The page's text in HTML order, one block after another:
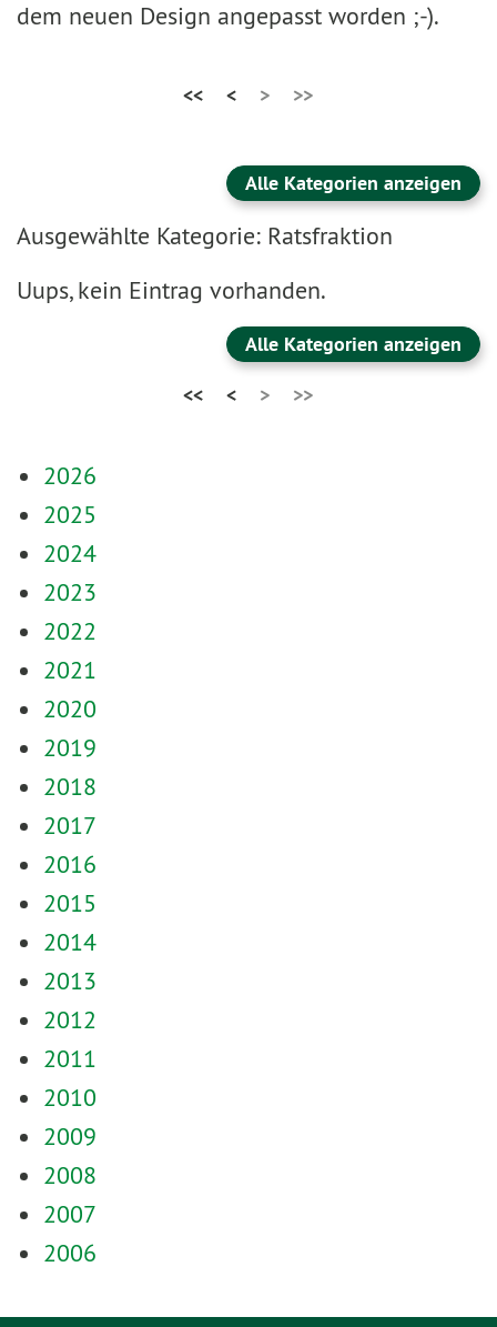
dem neuen Design angepasst worden ;-).
<< < > >>
Alle Kategorien anzeigen
Ausgewählte Kategorie: Ratsfraktion
Uups, kein Eintrag vorhanden.
Alle Kategorien anzeigen
<<
< > >>
2026
2025
2024
2023
2022
2021
2020
2019
2018
2017
2016
2015
2014
2013
2012
2011
2010
2009
2008
2007
2006